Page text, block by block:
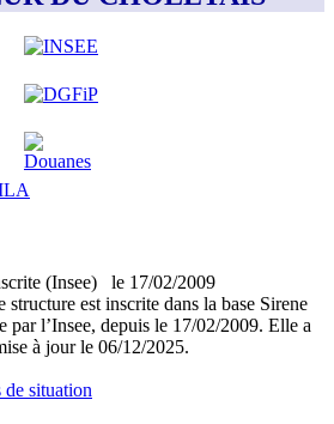
(Insee) le 17/02/2009
structure est inscrite dans la base Sirene
par l’Insee, depuis le 17/02/2009. Elle a
à jour le 06/12/2025.
de situation